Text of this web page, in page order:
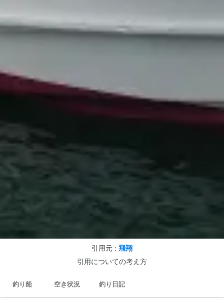
引用元 : 飛翔
引用についての考え方
釣り船 空き状況 釣り日記